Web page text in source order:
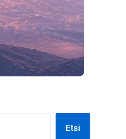
Etsi